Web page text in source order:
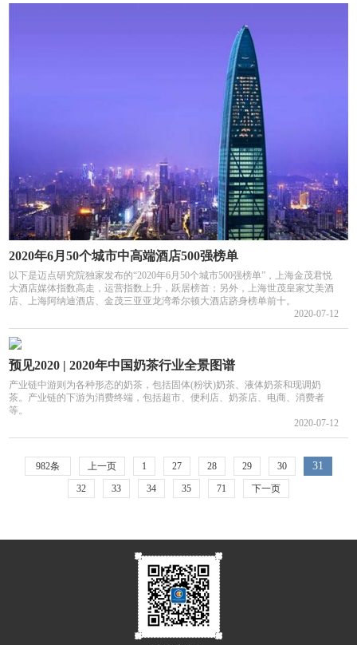
2020年6月50个城市中高端酒店500强榜单
以下是迈点研究院独家发布的“2020年6月50个城市500强榜单”，上海金茂君悦
大酒店媒体指数高走，运营指数上升，跃居榜首；另外，上海世茂皇家艾美酒
店、上海阿纳迪酒店、金茂三亚亚龙湾希尔顿大酒店跻身榜单前十。
2020-07-12
预见2020 | 2020年中国奶茶行业全景图谱
产业链中游则为各种形态的奶茶，包括固体(粉状)奶茶、液体奶茶和现调奶
茶。产业链的下游为消费终端，包括超市、便利店、奶茶店、电商、消费者
等。
2020-07-12
982条 上一页 1 27 28 29 30 31
32 33 34 35 71 下一页